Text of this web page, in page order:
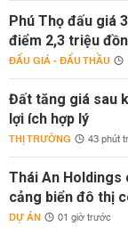
Phú Thọ đấu giá
điểm 2,3 triệu
ĐẤU GIÁ - ĐẤU THẦU
Đất tăng giá sau
lợi ích hợp lý
THỊ TRƯỜNG 43 phút
Thái An Holdings
cảng biển đô thị
DỰ ÁN 01 giờ trước